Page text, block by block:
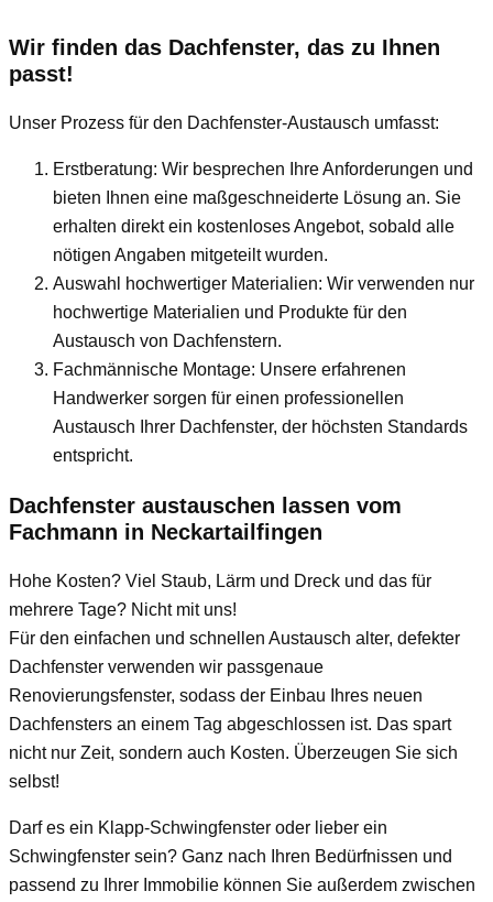
Wir finden das Dachfenster, das zu Ihnen
passt!
Unser Prozess für den Dachfenster-Austausch umfasst:
Erstberatung: Wir besprechen Ihre Anforderungen und
bieten Ihnen eine maßgeschneiderte Lösung an. Sie
erhalten direkt ein kostenloses Angebot, sobald alle
nötigen Angaben mitgeteilt wurden.
Auswahl hochwertiger Materialien: Wir verwenden nur
hochwertige Materialien und Produkte für den
Austausch von Dachfenstern.
Fachmännische Montage: Unsere erfahrenen
Handwerker sorgen für einen professionellen
Austausch Ihrer Dachfenster, der höchsten Standards
entspricht.
Dachfenster austauschen lassen vom
Fachmann in Neckartailfingen
Hohe Kosten? Viel Staub, Lärm und Dreck und das für
mehrere Tage? Nicht mit uns!
Für den einfachen und schnellen Austausch alter, defekter
Dachfenster verwenden wir passgenaue
Renovierungsfenster, sodass der Einbau Ihres neuen
Dachfensters an einem Tag abgeschlossen ist. Das spart
nicht nur Zeit, sondern auch Kosten. Überzeugen Sie sich
selbst!
Darf es ein Klapp-Schwingfenster oder lieber ein
Schwingfenster sein? Ganz nach Ihren Bedürfnissen und
passend zu Ihrer Immobilie können Sie außerdem zwischen